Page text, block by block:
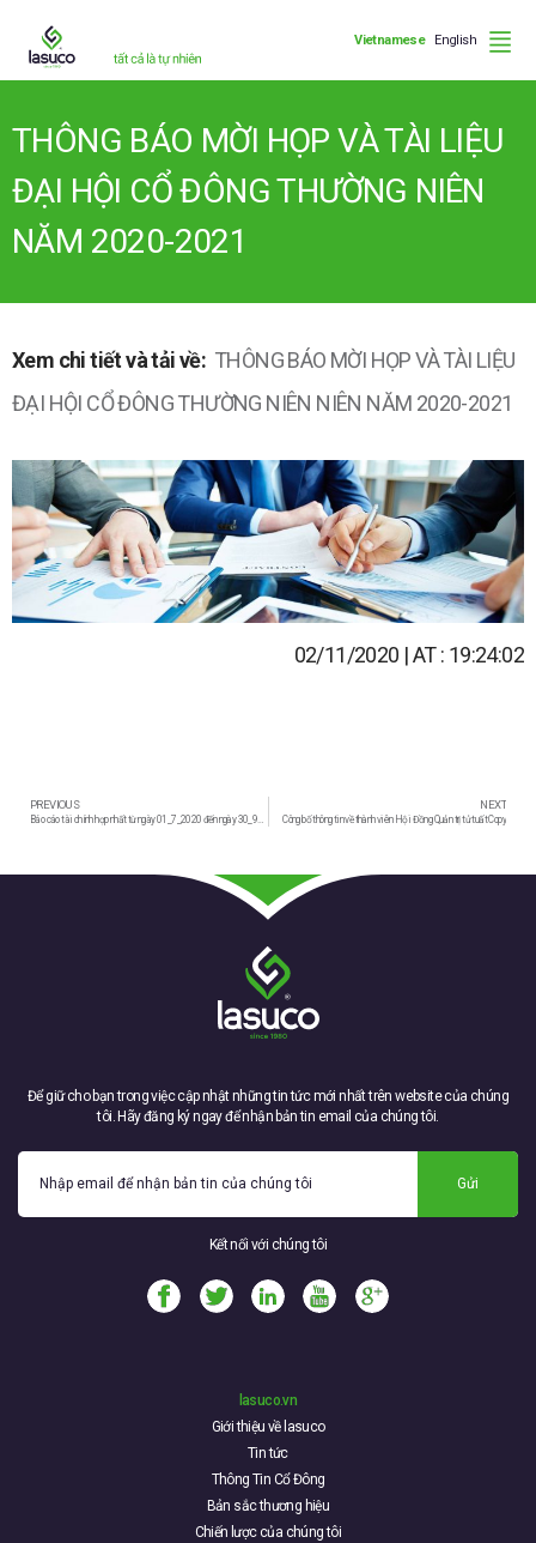
Vietnamese English
THÔNG BÁO MỜI HỌP VÀ TÀI LIỆU
ĐẠI HỘI CỔ ĐÔNG THƯỜNG NIÊN
NĂM 2020-2021
Xem chi tiết và tải về: THÔNG BÁO MỜI HỌP VÀ TÀI LIỆU
ĐẠI HỘI CỔ ĐÔNG THƯỜNG NIÊN NIÊN NĂM 2020-2021
02/11/2020 | AT : 19:24:02
PREVIOUS NEXT
Công bố thông tin về thành viên Hội Đồng Quản trị tử tuất Copy
Để giữ cho bạn trong việc cập nhật những tin tức mới nhất trên website của chúng
tôi. Hãy đăng ký ngay để nhận bản tin email của chúng tôi.
Gửi
Kết nối với chúng tôi
lasuco.vn
Giới thiệu về lasuco
Tin tức
Thông Tin Cổ Đông
Bản sắc thương hiệu
Chiến lược của chúng tôi